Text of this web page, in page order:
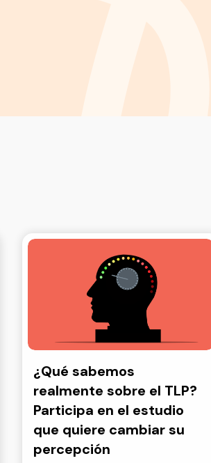
¿Qué sabemos
realmente sobre el TLP?
Participa en el estudio
que quiere cambiar su
percepción